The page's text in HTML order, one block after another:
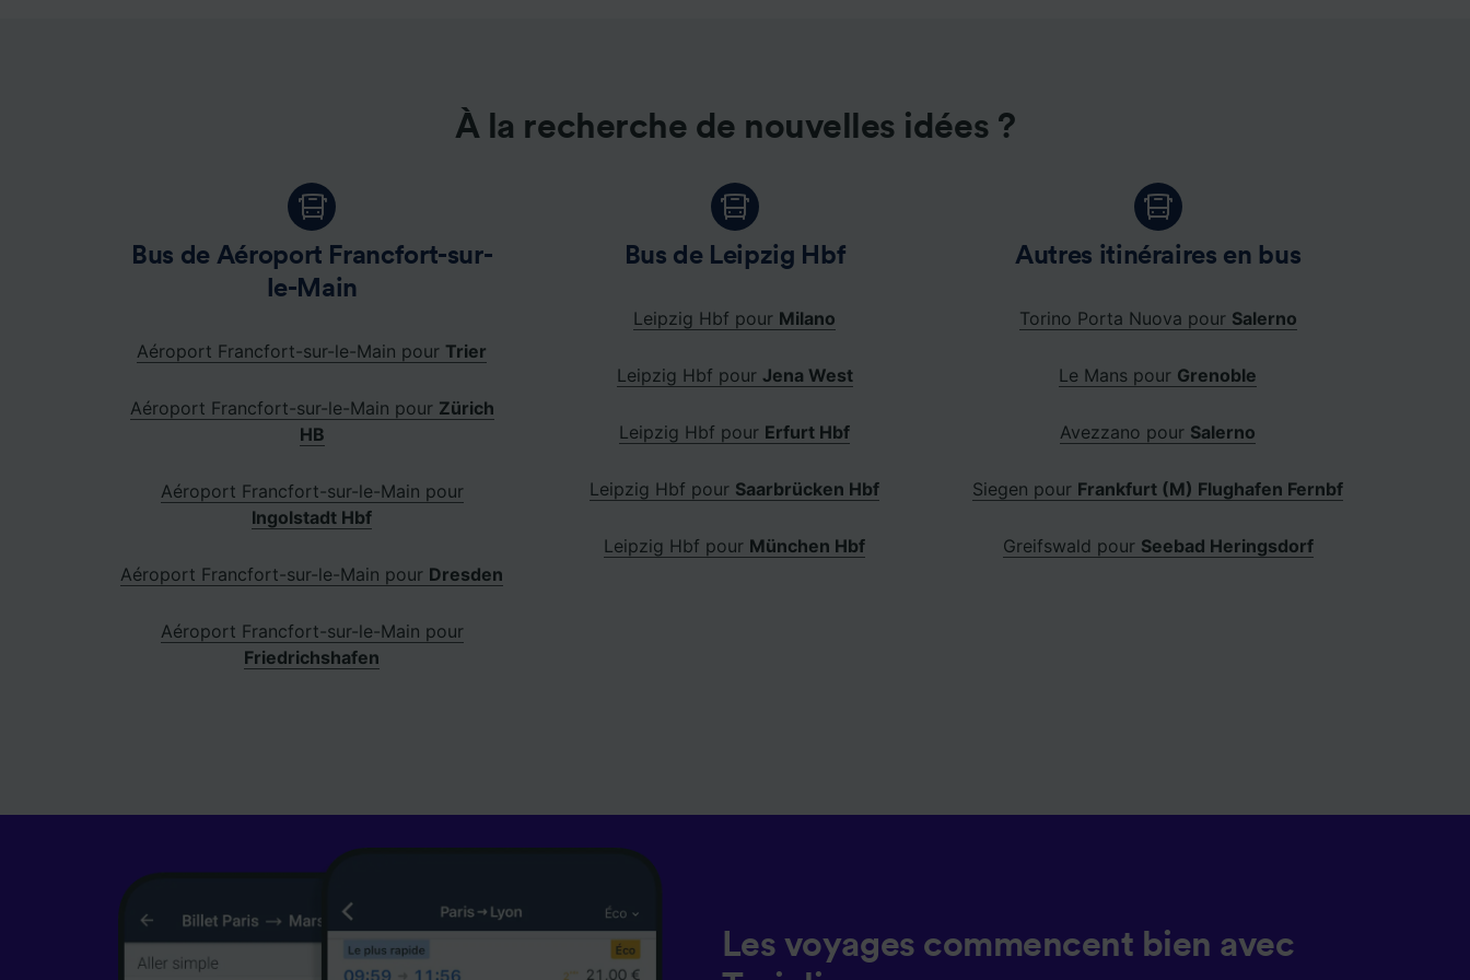
À la recherche de nouvelles idées ?
Bus de Aéroport Francfort-sur-
le-Main
Aéroport Francfort-sur-le-Main pour Trier
Aéroport Francfort-sur-le-Main pour Zürich
HB
Aéroport Francfort-sur-le-Main pour
Ingolstadt Hbf
Aéroport Francfort-sur-le-Main pour Dresden
Aéroport Francfort-sur-le-Main pour
Friedrichshafen
Bus de Leipzig Hbf
Leipzig Hbf pour Milano
Leipzig Hbf pour Jena West
Leipzig Hbf pour Erfurt Hbf
Leipzig Hbf pour Saarbrücken Hbf
Leipzig Hbf pour München Hbf
Autres itinéraires en bus
Torino Porta Nuova pour Salerno
Le Mans pour Grenoble
Avezzano pour Salerno
Siegen pour Frankfurt (M) Flughafen Fernbf
Greifswald pour Seebad Heringsdorf
Les voyages commencent bien avec